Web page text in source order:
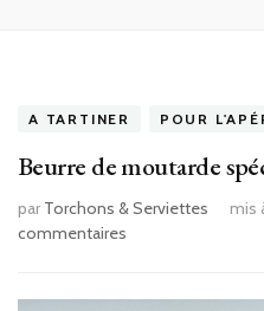
A TARTINER POUR
Beurre de moutarde
par Torchons & Serviettes mis
commentaires
moutarde